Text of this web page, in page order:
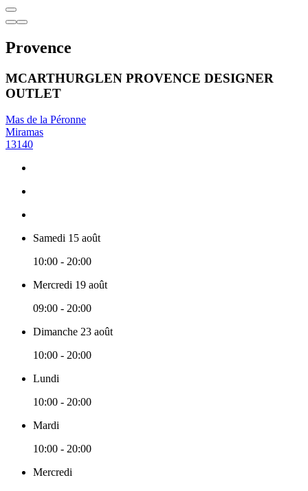
Provence
MCARTHURGLEN PROVENCE DESIGNER
OUTLET
Mas de la Péronne
Miramas
13140
Samedi 15 août
10:00 - 20:00
Mercredi 19 août
09:00 - 20:00
Dimanche 23 août
10:00 - 20:00
Lundi
10:00 - 20:00
Mardi
10:00 - 20:00
Mercredi